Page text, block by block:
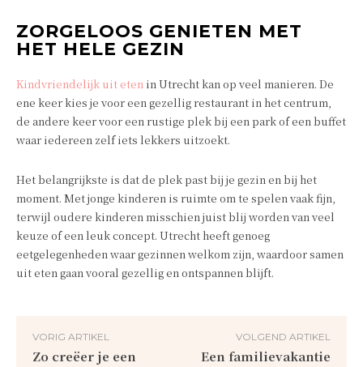
ZORGELOOS GENIETEN MET
HET HELE GEZIN
Kindvriendelijk uit eten in Utrecht kan op veel manieren. De
ene keer kies je voor een gezellig restaurant in het centrum,
de andere keer voor een rustige plek bij een park of een buffet
waar iedereen zelf iets lekkers uitzoekt.
Het belangrijkste is dat de plek past bij je gezin en bij het
moment. Met jonge kinderen is ruimte om te spelen vaak fijn,
terwijl oudere kinderen misschien juist blij worden van veel
keuze of een leuk concept. Utrecht heeft genoeg
eetgelegenheden waar gezinnen welkom zijn, waardoor samen
uit eten gaan vooral gezellig en ontspannen blijft.
VORIG ARTIKEL
Zo creëer je een
VOLGEND ARTIKEL
Een familievakantie